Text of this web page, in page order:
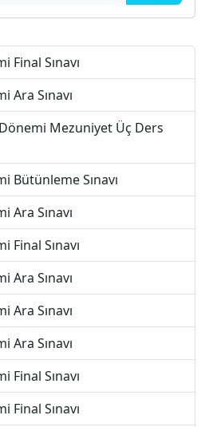
Final Sınavı
Ara Sınavı
Mezuniyet Üç Ders
Bütünleme Sınavı
Ara Sınavı
Final Sınavı
Ara Sınavı
Ara Sınavı
Ara Sınavı
Final Sınavı
Final Sınavı